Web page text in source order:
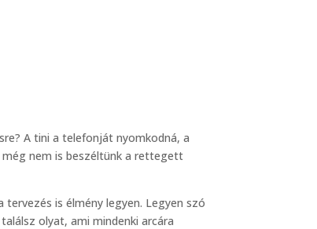
A tini a telefonját nyomkodná, a
még nem is beszéltünk a rettegett
is élmény legyen. Legyen szó
olyat, ami mindenki arcára